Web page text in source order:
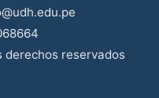
reservados